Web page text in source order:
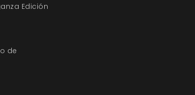
Edición
de